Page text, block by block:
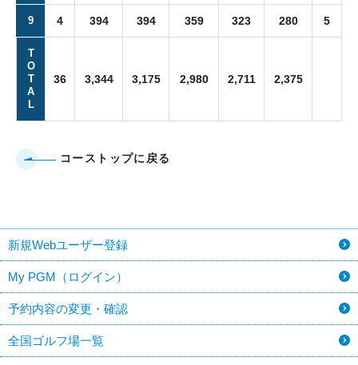
9 4 394 394 359 323 280 5
T
O
T
A
L
36 3,344 3,175 2,980 2,711 2,375
コーストップに戻る
新規Webユーザー登録
My PGM（ログイン）
予約内容の変更・確認
全国ゴルフ場一覧